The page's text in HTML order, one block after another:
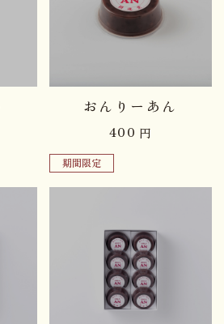
品切れ中
おんりーあん
400 円
期間限定